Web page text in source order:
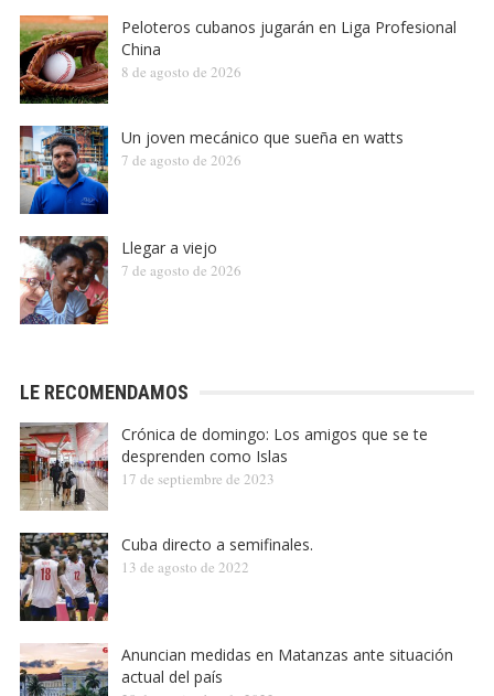
Peloteros cubanos jugarán en Liga Profesional
China
8 de agosto de 2026
Un joven mecánico que sueña en watts
7 de agosto de 2026
Llegar a viejo
7 de agosto de 2026
LE RECOMENDAMOS
Crónica de domingo: Los amigos que se te
desprenden como Islas
17 de septiembre de 2023
Cuba directo a semifinales.
13 de agosto de 2022
Anuncian medidas en Matanzas ante situación
actual del país